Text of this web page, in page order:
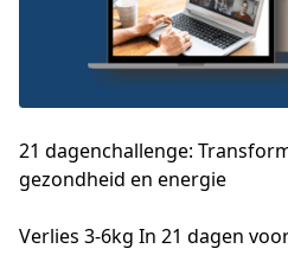
21 dagenchallenge:
gezondheid en energie
Verlies 3-6kg In 21 dagen